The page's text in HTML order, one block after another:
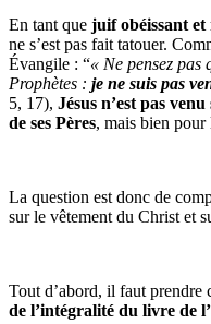
En tant que juif obéissant et
ne s’est pas fait tatouer.
Évangile : “« Ne pensez
Prophètes : je ne suis pas
5, 17), Jésus n’est pas
de ses Pères, mais bien pour
La question est donc de
sur le vêtement du Christ et
Tout d’abord, il faut prendre
de l’intégralité du livre de